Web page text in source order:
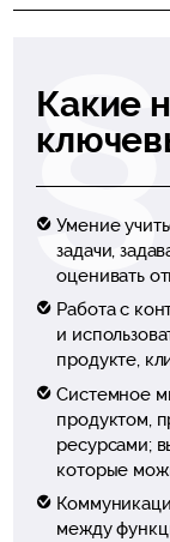
Какие
Умение
задачи,
оценивать
Работа с
и
продукте,
Системное
продуктом,
ресурсами;
которые
между